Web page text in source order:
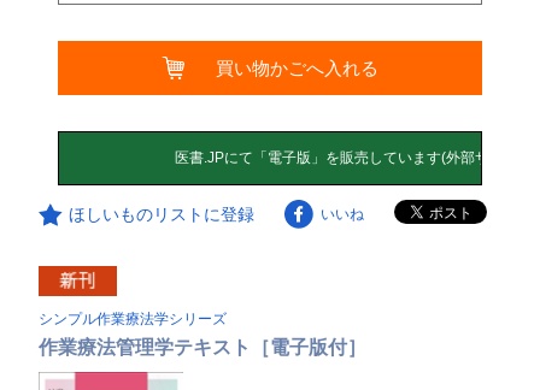
買い物かごへ入れる
ほしいものリストに登録 いいね
シンプル作業療法学シリーズ
作業療法管理学テキスト［電子版付］